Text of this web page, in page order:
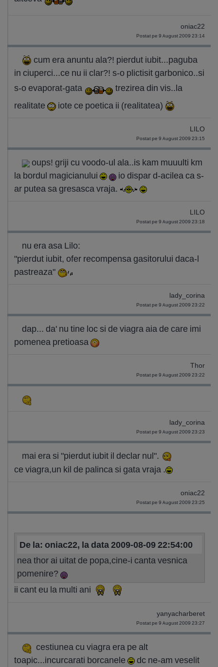
oniac22
Postat pe 9 August 2009 23:14
cum era anuntu ala?! pierdut iubit...paguba
in ciuperci...ce nu ii clar?! s-o plictisit garbonico..si
s-o evaporat-gata
trezirea din vis..la
realitate
iote ce poetica ii (realitatea)
LILO
Postat pe 9 August 2009 23:15
oups! griji cu voodo-ul ala..is kam muuulti km
la bordul magicianului
io dispar d-acilea ca s-
ar putea sa gresasca vraja.
LILO
Postat pe 9 August 2009 23:18
nu era asa Lilo:
"pierdut iubit, ofer recompensa gasitorului daca-l
pastreaza"
lady_corina
Postat pe 9 August 2009 23:22
dap... da' nu tine loc si de viagra aia de care imi
pomenea pretioasa
Thor
Postat pe 9 August 2009 23:22
lady_corina
Postat pe 9 August 2009 23:23
mai era si "pierdut iubit il declar nul".
ce viagra,un kil de palinca si gata vraja .
oniac22
Postat pe 9 August 2009 23:25
De la: oniac22, la data 2009-08-09 22:54:00
nea thor ai uitat de popa,cine-i canta vesnica
pomenire?
ii cant eu la multi ani
yanyacharberet
Postat pe 9 August 2009 23:27
cestiunea cu viagra era pe alt
toapic...incurcarati borcanele
dc ne-am veselit